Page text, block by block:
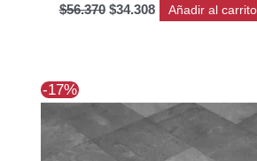
$56.370 $34.308 Añadir al carrito
-17%
precio
original
$257.397.
precio
actual
es:
$214.375.